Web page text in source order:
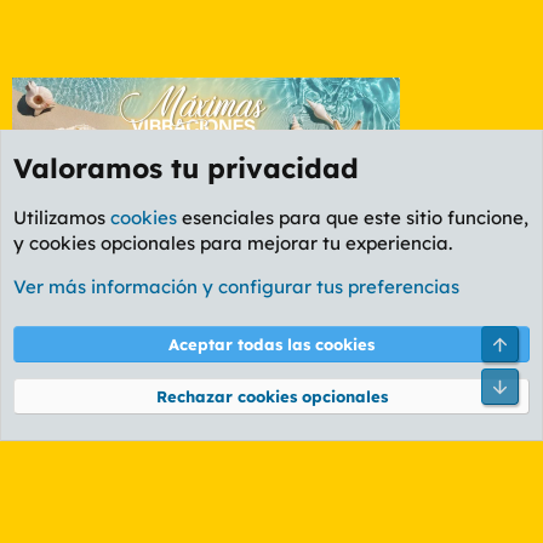
Foro Informática y Videojuegos
Cookies
PL OLDSTYLE AMARILLO
Términos y reglas Política de privacidad Ayuda
Community platform by XenForo® © 2010-2026 XenForo Ltd.
Valoramos tu privacidad
Utilizamos cookies esenciales para que este sitio funcione,
y cookies opcionales para mejorar tu experiencia.
Ver más información y configurar tus preferencias
Aceptar todas las cookies
Rechazar cookies opcionales
Pie